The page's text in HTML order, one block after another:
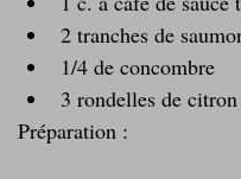
2 tranches de
1/4 de concombre
3 rondelles de citron
Préparation :